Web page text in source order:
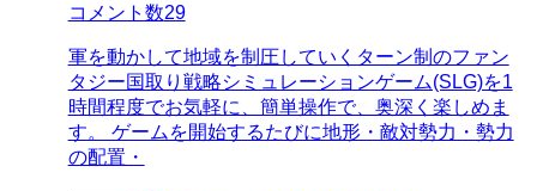
コメント数29
軍を動かして地域を制圧していくターン制のファン
タジー国取り戦略シミュレーションゲーム(SLG)を1
時間程度でお気軽に、簡単操作で、奥深く楽しめま
す。 ゲームを開始するたびに地形・敵対勢力・勢力
の配置・